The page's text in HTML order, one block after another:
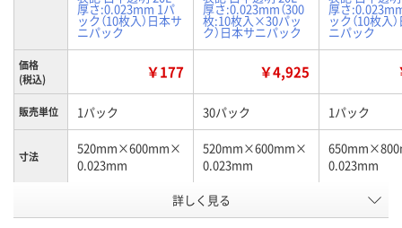
厚さ:0.023mm 1パ
ック（10枚入）日本サ
ニパック
厚さ:0.023mm（300
枚:10枚入×30パッ
ク）日本サニパック
厚さ
ック（10枚入
ニパック
価格
(税込)
￥177 ￥4,925
販売単位 1パック 30パック 1パック
寸法
520mm×600mm×
0.023mm
520mm×600mm×
0.023mm
0.023mm
XJ56009 XJ55991
詳しく見る